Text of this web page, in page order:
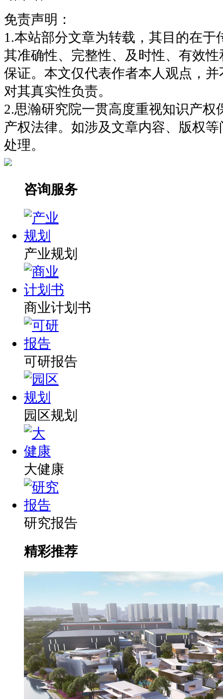
免责声明：
1.本站部分文章为转载，其目的在于
其准确性、完整性、及时性、有效
保证。本文仅代表作者本人观点，
对其真实性负责。
2.思瀚研究院一贯高度重视知识产权
产权法律。如涉及文章内容、版权
处理。
咨询服务
产业规划
商业计划书
可研报告
园区规划
大健康
研究报告
精彩推荐